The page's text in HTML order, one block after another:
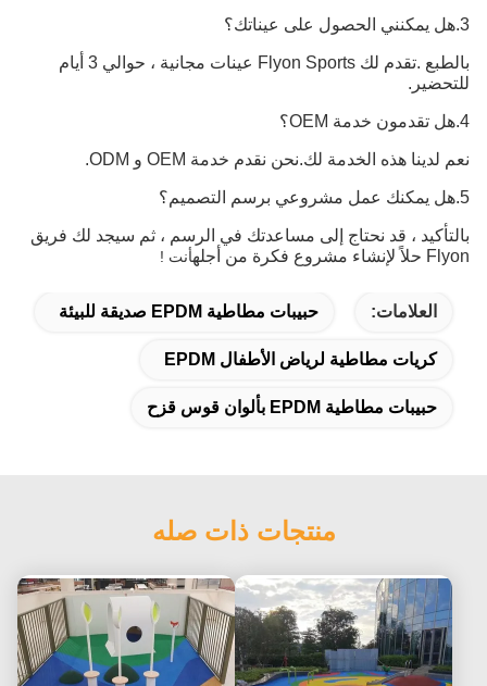
3.هل يمكنني الحصول على عيناتك؟
بالطبع .تقدم لك Flyon Sports عينات مجانية ، حوالي 3 أيام
للتحضير.
4.هل تقدمون خدمة OEM؟
نعم لدينا هذه الخدمة لك.نحن نقدم خدمة OEM و ODM.
5.هل يمكنك عمل مشروعي برسم التصميم؟
بالتأكيد ، قد نحتاج إلى مساعدتك في الرسم ، ثم سيجد لك فريق
Flyon حلاً لإنشاء مشروع فكرة من أجله
أنت !
العلامات: حبيبات مطاطية EPDM صديقة للبيئة
كريات مطاطية لرياض الأطفال EPDM
حبيبات مطاطية EPDM بألوان قوس قزح
منتجات ذات صله